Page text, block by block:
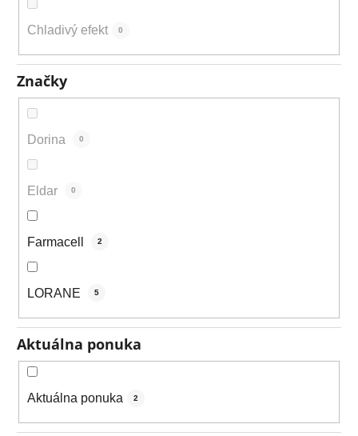
Chladivý efekt 0
Značky
Dorina 0
Eldar 0
Farmacell 2
LORANE 5
Aktuálna ponuka
Aktuálna ponuka 2